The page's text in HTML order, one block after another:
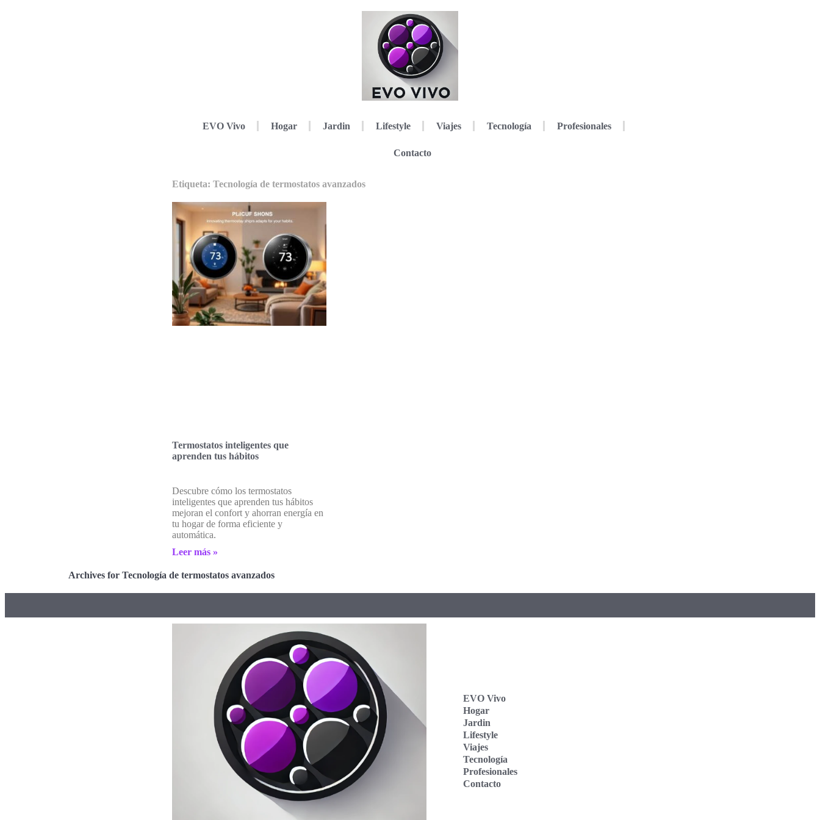
EVO Vivo Hogar Jardin Lifestyle Viajes Tecnología Profesionales
Contacto
Etiqueta: Tecnología de termostatos avanzados
Termostatos inteligentes que
aprenden tus hábitos
Descubre cómo los termostatos
inteligentes que aprenden tus hábitos
mejoran el confort y ahorran energía en
tu hogar de forma eficiente y
automática.
Leer más »
Archives for Tecnología de termostatos avanzados
EVO Vivo
Hogar
Jardin
Lifestyle
Viajes
Tecnología
Profesionales
Contacto